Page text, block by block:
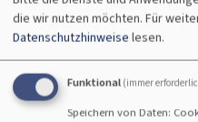
Für die Periode 2024 bis
Kirchenvorstand gewählt
die wir nutzen möchten. Für
Datenschutzhinweise lesen.
Funktional (immer
Speichern von Daten: